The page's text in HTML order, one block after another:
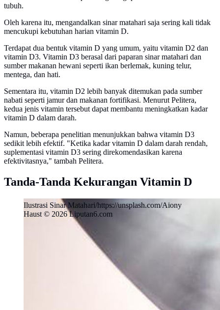
tubuh.
Oleh karena itu, mengandalkan sinar matahari saja sering kali tidak
mencukupi kebutuhan harian vitamin D.
Terdapat dua bentuk vitamin D yang umum, yaitu vitamin D2 dan
vitamin D3. Vitamin D3 berasal dari paparan sinar matahari dan
sumber makanan hewani seperti ikan berlemak, kuning telur,
mentega, dan hati.
Sementara itu, vitamin D2 lebih banyak ditemukan pada sumber
nabati seperti jamur dan makanan fortifikasi. Menurut Pelitera,
kedua jenis vitamin tersebut dapat membantu meningkatkan kadar
vitamin D dalam darah.
Namun, beberapa penelitian menunjukkan bahwa vitamin D3
sedikit lebih efektif. "Ketika kadar vitamin D dalam darah rendah,
suplementasi vitamin D3 sering direkomendasikan karena
efektivitasnya," tambah Pelitera.
Tanda-Tanda Kekurangan Vitamin D
Ilustrasi Sinar Matahari/https://unsplash.com/Aiony
Haust © 2026 Liputan6.com